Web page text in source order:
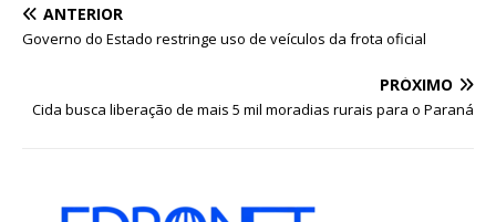
ANTERIOR
Governo do Estado restringe uso de veículos da frota oficial
PRÓXIMO
Cida busca liberação de mais 5 mil moradias rurais para o Paraná